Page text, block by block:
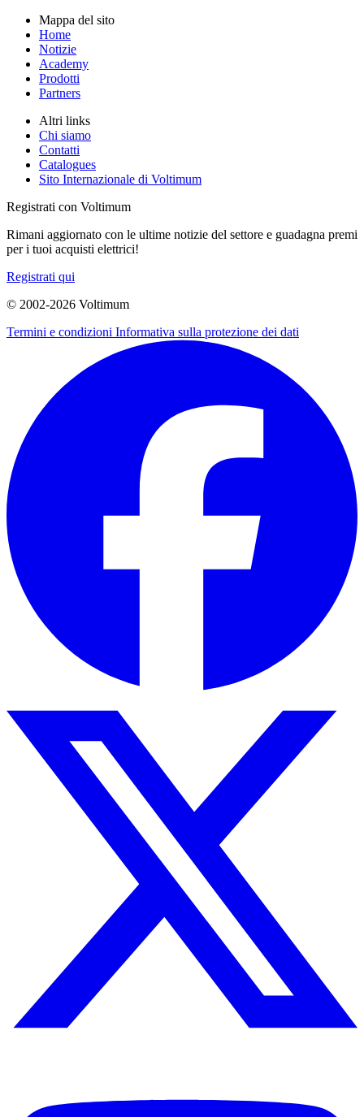
Mappa del sito
Home
Notizie
Academy
Prodotti
Partners
Altri links
Chi siamo
Contatti
Catalogues
Sito Internazionale di Voltimum
Registrati con Voltimum
Rimani aggiornato con le ultime notizie del settore e guadagna premi
per i tuoi acquisti elettrici!
Registrati qui
© 2002-2026 Voltimum
Termini e condizioni Informativa sulla protezione dei dati